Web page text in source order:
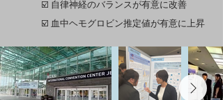
☑️ 自律神経のバランスが有意に改善
☑️ 血中ヘモグロビン推定値が有意に上昇